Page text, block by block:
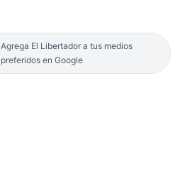
Agrega El Libertador a tus medios
preferidos en Google